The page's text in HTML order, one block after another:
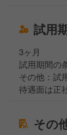
試用
3ヶ月
試用期間の
その他：試
待遇面は正
その